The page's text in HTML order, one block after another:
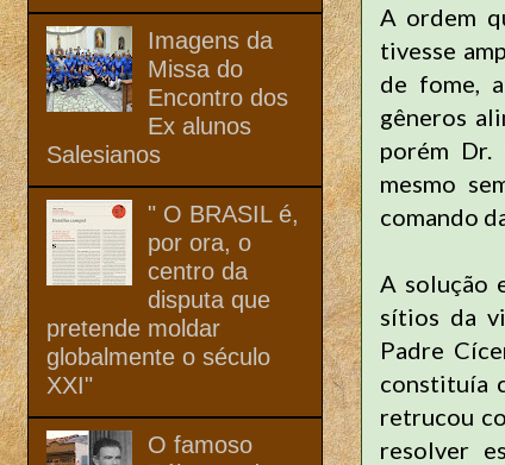
A ordem
tivesse
de fome,
gêneros
porém Dr.
mesmo
comando
A solução
sítios da
Padre
constituía
retrucou
resolver
Imagens da
Missa do
Encontro dos
Ex alunos
Salesianos
" O BRASIL é,
por ora, o
centro da
disputa que
pretende moldar
globalmente o século
XXI"
O famoso